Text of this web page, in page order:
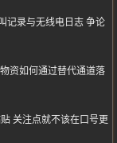
记录与无线电日志 争论
资如何通过替代通道落
关注点就不该在口号更